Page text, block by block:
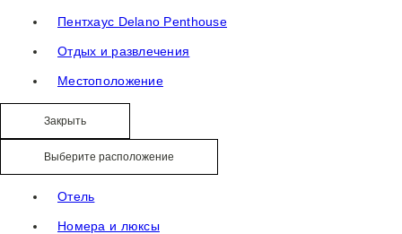
Пентхаус Delano Penthouse
Отдых и развлечения
Местоположение
Закрыть
Выберите расположение
Отель
Номера и люксы